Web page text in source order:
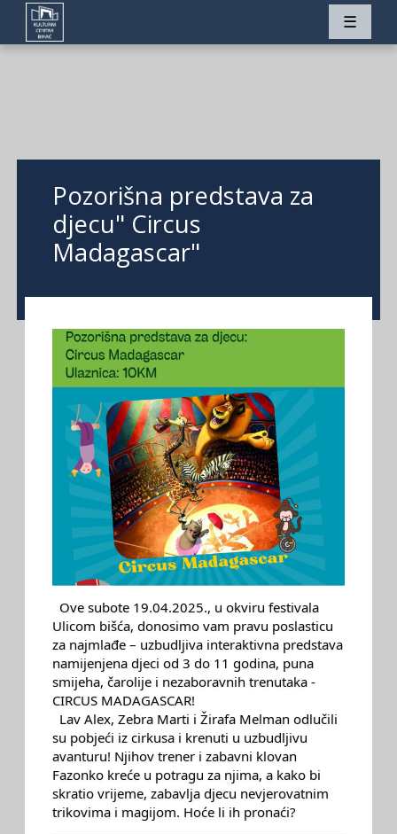
☰
Pozorišna predstava za
djecu" Circus
Madagascar"
Ove subote 19.04.2025., u okviru festivala
Ulicom bišća, donosimo vam pravu poslasticu
za najmlađe – uzbudljiva interaktivna predstava
namijenjena djeci od 3 do 11 godina, puna
smijeha, čarolije i nezaboravnih trenutaka -
CIRCUS MADAGASCAR!
Lav Alex, Zebra Marti i Žirafa Melman odlučili
su pobjeći iz cirkusa i krenuti u uzbudljivu
avanturu! Njihov trener i zabavni klovan
Fazonko kreće u potragu za njima, a kako bi
skratio vrijeme, zabavlja djecu nevjerovatnim
trikovima i magijom. Hoće li ih pronaći?